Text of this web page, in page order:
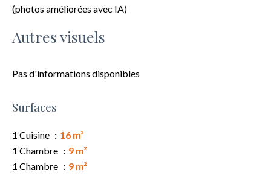
(photos améliorées avec IA)
Autres visuels
Pas d'informations disponibles
Surfaces
1 Cuisine
16 m²
1 Chambre
9 m²
1 Chambre
9 m²